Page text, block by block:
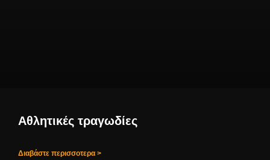
Αθλητικές τραγωδίες
Διαβάστε περισσοτερα >